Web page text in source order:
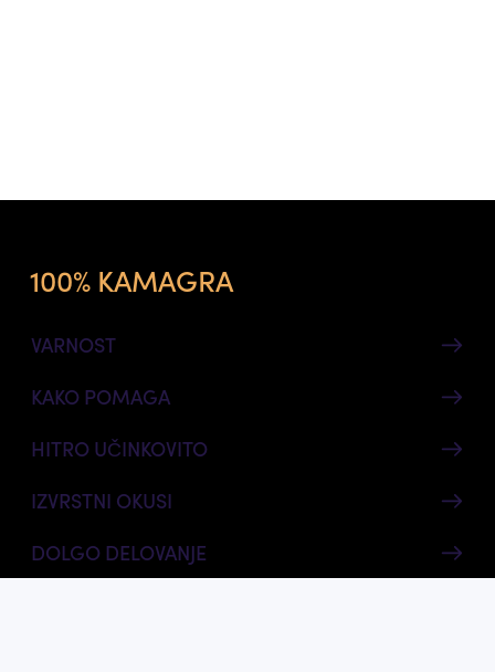
100% KAMAGRA
VARNOST
KAKO POMAGA
HITRO UČINKOVITO
IZVRSTNI OKUSI
DOLGO DELOVANJE